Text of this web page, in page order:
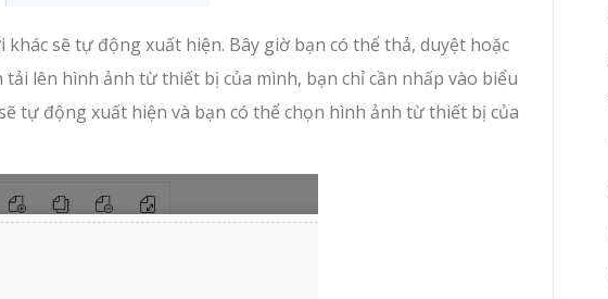
sẽ tự động xuất hiện. Bây giờ bạn có thể thả, duyệt hoặc
lên hình ảnh từ thiết bị của mình, bạn chỉ cần nhấp vào biểu
tự động xuất hiện và bạn có thể chọn hình ảnh từ thiết bị của